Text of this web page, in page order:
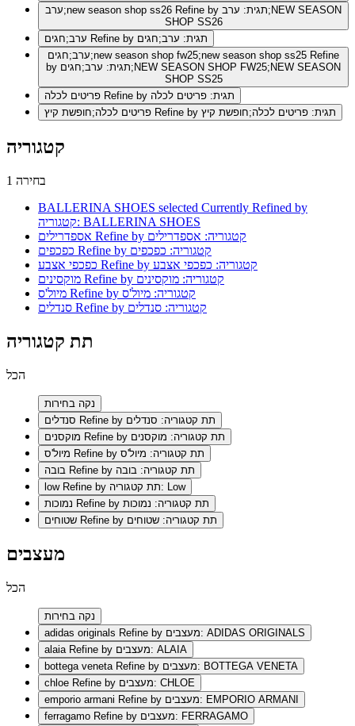
ערב;new season shop ss26 Refine by תגית: ערב;NEW SEASON
SHOP SS26
Refine by תגית: ערב;חגים
ערב;חגים;new season shop fw25;new season shop ss25 Refine
by תגית: ערב;חגים;NEW SEASON SHOP FW25;NEW SEASON
SHOP SS25
Refine by תגית: פריטים לכלה
Refine by תגית: פריטים לכלה;חופשת קיץ
קטגוריה
1 בחירה
BALLERINA SHOES selected Currently Refined by
קטגוריה: BALLERINA SHOES
Refine by קטגוריה: אספדרילים
Refine by קטגוריה: כפכפים
Refine by קטגוריה: כפכפי אצבע
Refine by קטגוריה: מוקסינים
Refine by קטגוריה: מיול'ס
Refine by קטגוריה: סנדלים
תת קטגוריה
הכל
נקה בחירות
Refine by תת קטגוריה: סנדלים
Refine by תת קטגוריה: מוקסנים
Refine by תת קטגוריה: מיול'ס
Refine by תת קטגוריה: בובה
low
Refine by תת קטגוריה: Low
Refine by תת קטגוריה: נמוכות
Refine by תת קטגוריה: שטוחים
מעצבים
הכל
נקה בחירות
adidas originals
Refine by מעצבים: ADIDAS ORIGINALS
alaia
Refine by מעצבים: ALAIA
bottega veneta
Refine by מעצבים: BOTTEGA VENETA
chloe
Refine by מעצבים: CHLOE
emporio armani
Refine by מעצבים: EMPORIO ARMANI
ferragamo
Refine by מעצבים: FERRAGAMO